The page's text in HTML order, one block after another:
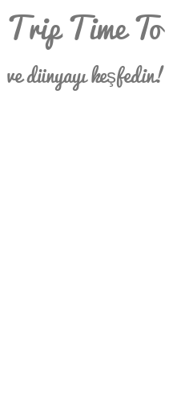
Trip Time To
ve dünyayı keşfedin!